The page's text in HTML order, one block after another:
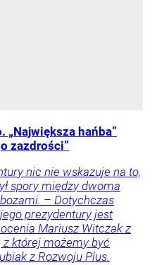
„Największa hańba”
zazdrości”
nic nie wskazuje na to,
spory między dwoma
– Dotychczas
prezydentury jest
Mariusz Witczak z
z której możemy być
z Rozwoju Plus.